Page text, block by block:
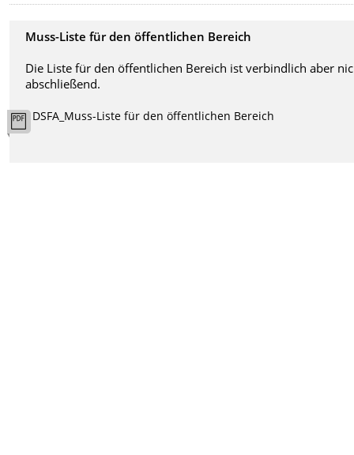
Muss-Liste für den öffentlichen Bereich
Die Liste für den öffentlichen Bereich ist verbindlich aber
abschließend.
DSFA_Muss-Liste für den öffentlichen Bereich